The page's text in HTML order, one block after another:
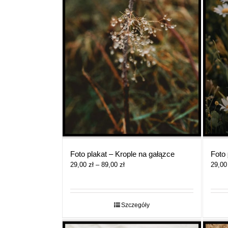
Foto plakat – Krople na gałązce
29,00 zł – 89,00 złZakres
29,00 zł
do
Szczegóły
Foto
29,00